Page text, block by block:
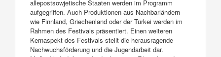
allepostsowjetische Staaten werden im Programm
aufgegriffen. Auch Produktionen aus Nachbarländern
wie Finnland, Griechenland oder der Türkei werden im
Rahmen des Festivals präsentiert. Einen weiteren
Kernaspekt des Festivals stellt die herausragende
Nachwuchsförderung und die Jugendarbeit dar.